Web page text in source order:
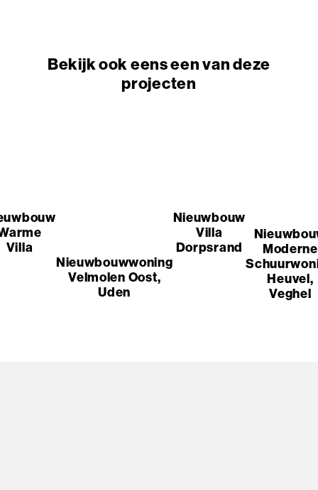
Bekijk ook eens een van deze
projecten
Villa
Nieuwbouwwoning
Velmolen Oost,
Uden
Nieuwbouw
Villa
Dorpsrand
Moderne
Heuvel,
Veghel